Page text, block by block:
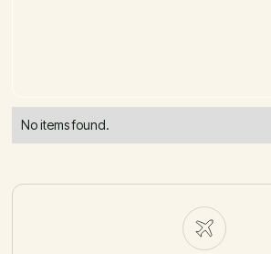
No items found.